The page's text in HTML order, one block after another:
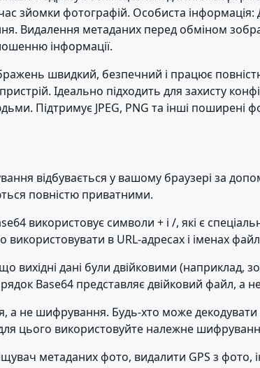
зйомки фотографій. Особиста інформація:
Видалення метаданих перед обміном
інформації.
швидкий, безпечний і працює
Ідеально підходить для захисту
Підтримує JPEG, PNG та інші поширені
відбувається у вашому браузері за
повністю приватними.
використовує символи + і /, які є
в URL-адресах і іменах
вихідні дані були двійковими (наприклад,
Base64 представляє двійковий файл, а
а не шифрування. Будь-хто може
для цього використовуйте належне
метаданих фото, видалити GPS з фото,